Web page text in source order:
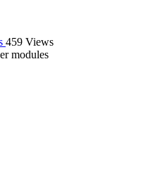
459 Views
modules